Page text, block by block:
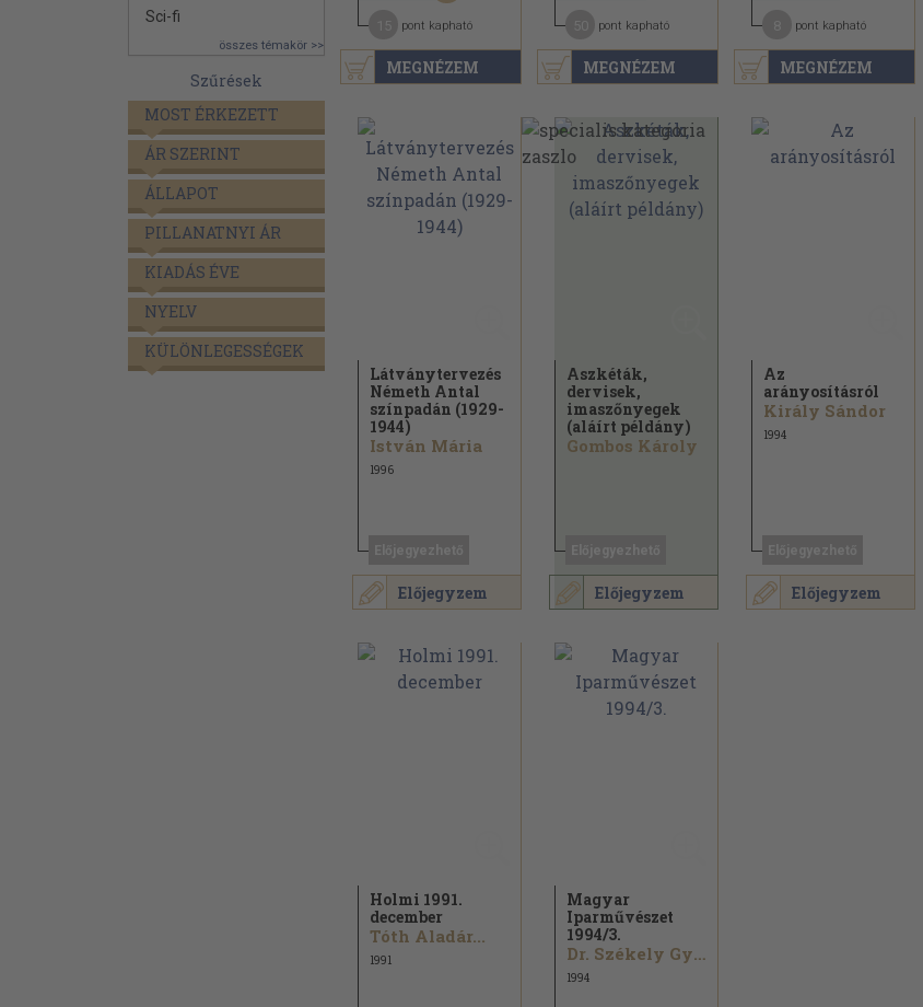
Sci-fi
összes témakör >>
Szűrések
MOST ÉRKEZETT
ÁR SZERINT
ÁLLAPOT
PILLANATNYI ÁR
KIADÁS ÉVE
NYELV
KÜLÖNLEGESSÉGEK
MEGNÉZEM
pont kapható
MEGNÉZEM
pont kapható
MEGNÉZEM
pont kapható
Előjegyzem
Látványtervezés
Németh Antal
színpadán (1929-
1944)
István Mária
1996
Előjegyzem
Aszkéták,
dervisek,
imaszőnyegek
(aláírt példány)
Gombos Károly
Előjegyzem
Az
arányosításról
Király Sándor
1994
Holmi 1991.
december
Tóth Aladár...
1991
Magyar
Iparművészet
1994/3.
Dr. Székely György...
1994